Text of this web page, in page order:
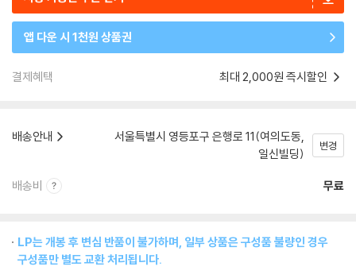
앱 다운 시 1천원 상품권
결제혜택 최대 2,000원 즉시할인
배송안내
서울특별시 영등포구 은행로 11(여의도동,
일신빌딩)
변경
배송비 무료
LP는 개봉 후 변심 반품이 불가하며, 일부 상품은 구성품 불량인 경우
구성품만 별도 교환 처리됩니다.